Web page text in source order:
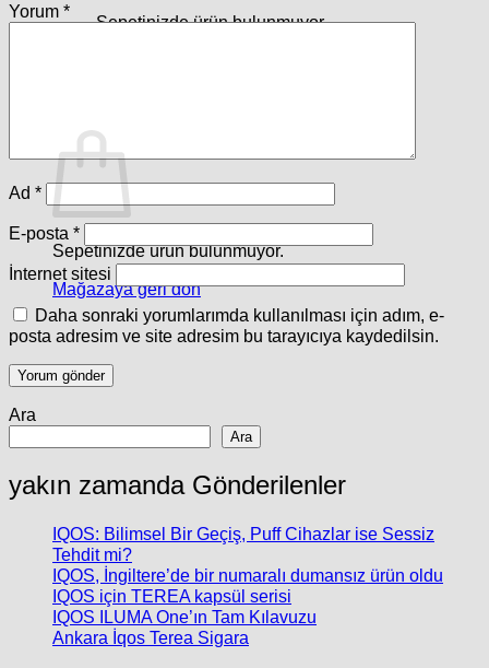
Sepetinizde ürün bulunmuyor.
Sepetinizde ürün bulunmuyor.
Mağazaya geri dön
Yorum *
Ad *
E-posta *
İnternet sitesi
Daha sonraki yorumlarımda kullanılması için adım, e-
posta adresim ve site adresim bu tarayıcıya kaydedilsin.
Ara
Ara
yakın zamanda Gönderilenler
IQOS: Bilimsel Bir Geçiş, Puff Cihazlar ise Sessiz
Tehdit mi?
IQOS, İngiltere’de bir numaralı dumansız ürün oldu
IQOS için TEREA kapsül serisi
IQOS ILUMA One’ın Tam Kılavuzu
Ankara İqos Terea Sigara